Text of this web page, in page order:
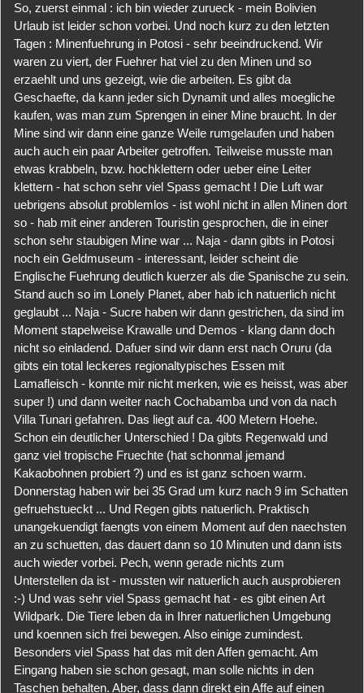
So, zuerst einmal : ich bin wieder zurueck - mein Bolivien
Urlaub ist leider schon vorbei. Und noch kurz zu den letzten
Tagen : Minenfuehrung in Potosi - sehr beeindruckend. Wir
waren zu viert, der Fuehrer hat viel zu den Minen und so
erzaehlt und uns gezeigt, wie die arbeiten. Es gibt da
Geschaefte, da kann jeder sich Dynamit und alles moegliche
kaufen, was man zum Sprengen in einer Mine braucht. In der
Mine sind wir dann eine ganze Weile rumgelaufen und haben
auch auch ein paar Arbeiter getroffen. Teilweise musste man
etwas krabbeln, bzw. hochklettern oder ueber eine Leiter
klettern - hat schon sehr viel Spass gemacht ! Die Luft war
uebrigens absolut problemlos - ist wohl nicht in allen Minen dort
so - hab mit einer anderen Touristin gesprochen, die in einer
schon sehr staubigen Mine war ... Naja - dann gibts in Potosi
noch ein Geldmuseum - interessant, leider scheint die
Englische Fuehrung deutlich kuerzer als die Spanische zu sein.
Stand auch so im Lonely Planet, aber hab ich natuerlich nicht
geglaubt ... Naja - Sucre haben wir dann gestrichen, da sind im
Moment stapelweise Krawalle und Demos - klang dann doch
nicht so einladend. Dafuer sind wir dann erst nach Oruru (da
gibts ein total leckeres regionaltypisches Essen mit
Lamafleisch - konnte mir nicht merken, wie es heisst, was aber
super !) und dann weiter nach Cochabamba und von da nach
Villa Tunari gefahren. Das liegt auf ca. 400 Metern Hoehe.
Schon ein deutlicher Unterschied ! Da gibts Regenwald und
ganz viel tropische Fruechte (hat schonmal jemand
Kakaobohnen probiert ?) und es ist ganz schoen warm.
Donnerstag haben wir bei 35 Grad um kurz nach 9 im Schatten
gefruehstueckt ... Und Regen gibts natuerlich. Praktisch
unangekuendigt faengts von einem Moment auf den naechsten
an zu schuetten, das dauert dann so 10 Minuten und dann ists
auch wieder vorbei. Pech, wenn gerade nichts zum
Unterstellen da ist - mussten wir natuerlich auch ausprobieren
:-) Und was sehr viel Spass gemacht hat - es gibt einen Art
Wildpark. Die Tiere leben da in Ihrer natuerlichen Umgebung
und koennen sich frei bewegen. Also einige zumindest.
Besonders viel Spass hat das mit den Affen gemacht. Am
Eingang haben sie schon gesagt, man solle nichts in den
Taschen behalten. Aber, dass dann direkt ein Affe auf einen